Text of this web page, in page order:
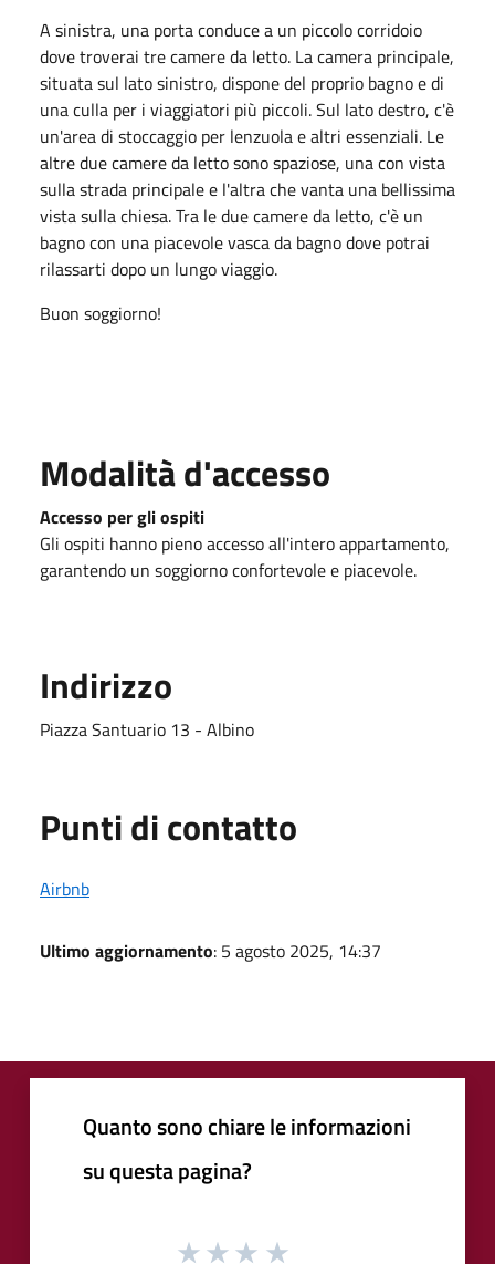
A sinistra, una porta conduce a un piccolo corridoio
dove troverai tre camere da letto. La camera principale,
situata sul lato sinistro, dispone del proprio bagno e di
una culla per i viaggiatori più piccoli. Sul lato destro, c'è
un'area di stoccaggio per lenzuola e altri essenziali. Le
altre due camere da letto sono spaziose, una con vista
sulla strada principale e l'altra che vanta una bellissima
vista sulla chiesa. Tra le due camere da letto, c'è un
bagno con una piacevole vasca da bagno dove potrai
rilassarti dopo un lungo viaggio.
Buon soggiorno!
Modalità d'accesso
Accesso per gli ospiti
Gli ospiti hanno pieno accesso all'intero appartamento,
garantendo un soggiorno confortevole e piacevole.
Indirizzo
Piazza Santuario 13 - Albino
Punti di contatto
Airbnb
Ultimo aggiornamento: 5 agosto 2025, 14:37
Quanto sono chiare le informazioni
su questa pagina?